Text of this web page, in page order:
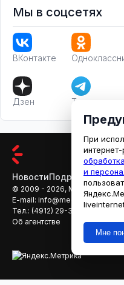
Мы в соцсетях
ВКонтакте
Дзен Телеграм
НовостиПодробности
© 2009 - 2026, МЕДИАРЯЗАНЬ
E-mail: info@mediaryazan.ru
Тел.: (4912) 29-33-66
Об агентстве
При
и
Мне